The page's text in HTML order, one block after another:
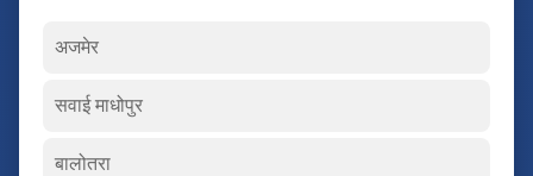
अजमेर
सवाई माधोपुर
बालोतरा